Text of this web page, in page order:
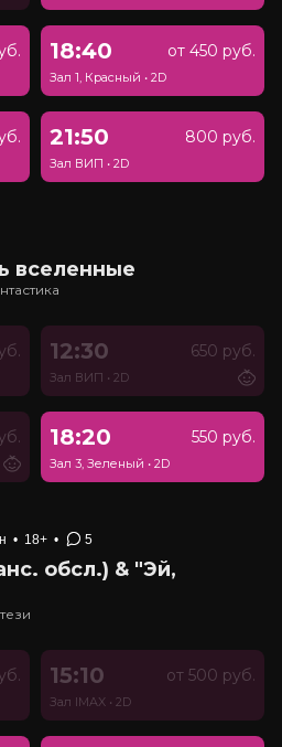
18:40 от 450 руб.
Зал 1, Красный • 2D
21:50 800 руб.
Зал ВИП • 2D
вселенные
12:30 650 руб.
Зал ВИП • 2D
18:20 550 руб.
Зал 3, Зеленый • 2D
• 18+ • 5
обсл.) & "Эй,
15:10 от 500 руб.
Зал IMAX • 2D